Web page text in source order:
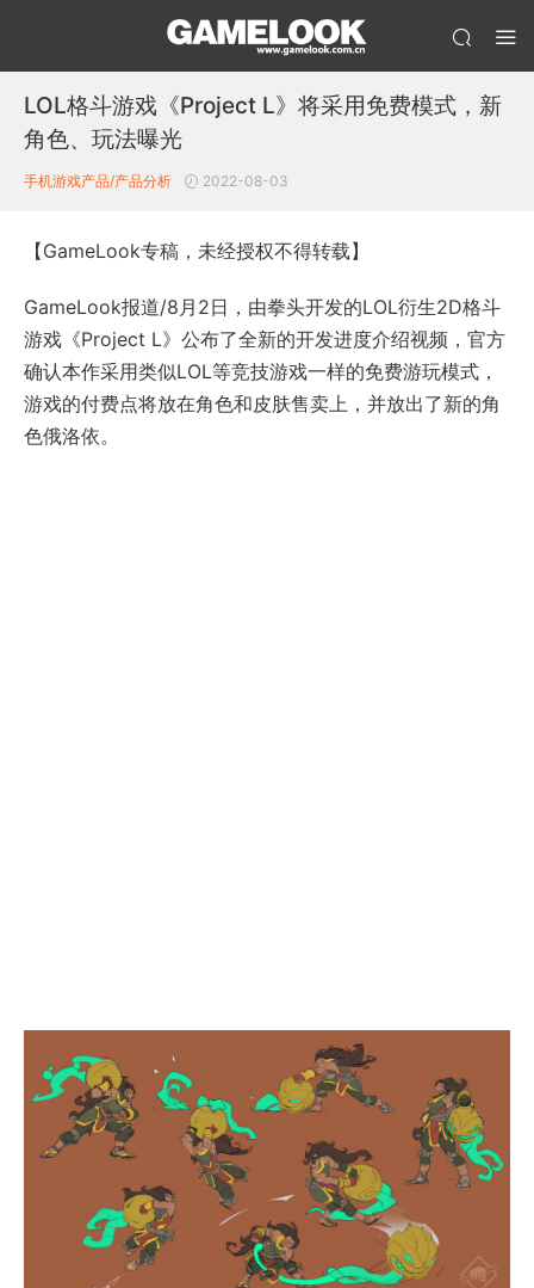
LOL格斗游戏《Project L》将采用免费模式，新
角色、玩法曝光
手机游戏产品/产品分析 2022-08-03
【GameLook专稿，未经授权不得转载】
GameLook报道/8月2日，由拳头开发的LOL衍生2D格斗
游戏《Project L》公布了全新的开发进度介绍视频，官方
确认本作采用类似LOL等竞技游戏一样的免费游玩模式，
游戏的付费点将放在角色和皮肤售卖上，并放出了新的角
色俄洛依。